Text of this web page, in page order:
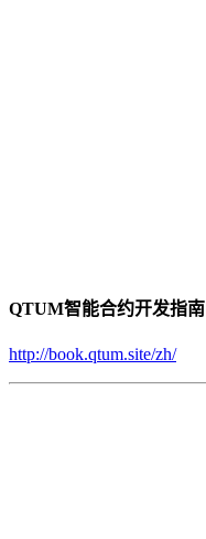
QTUM智能合约开发指南
http://book.qtum.site/zh/